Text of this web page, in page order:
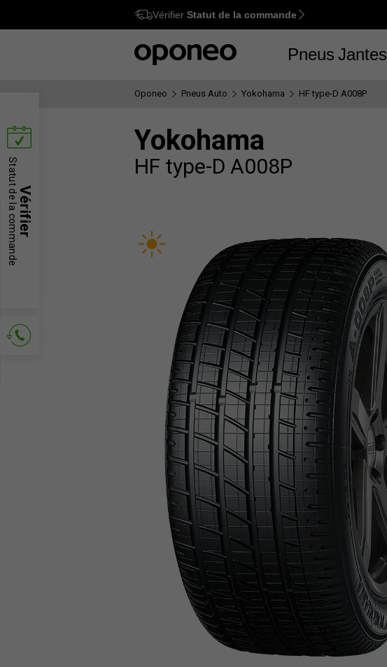
Ctrl M
Vérifier Statut de la commande
Pneus Jantes
Oponeo Pneus Auto Yokohama HF type-D A008P
Yokohama
HF type-D A008P
Vérifier
Statut de la commande